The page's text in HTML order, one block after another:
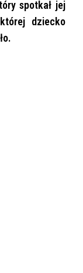
spotkał jej
dziecko